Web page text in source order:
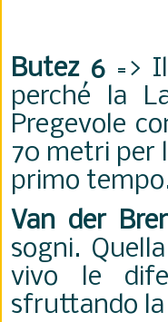
Butez 6 =>
perché la
Pregevole
70 metri per
primo
Van der
sogni.
vivo le
sfruttando la